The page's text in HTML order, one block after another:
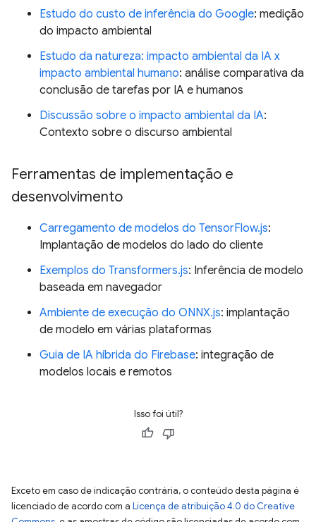
Estudo do custo de inferência do Google: medição
do impacto ambiental
Estudo da natureza: impacto ambiental da IA x
impacto ambiental humano: análise comparativa da
conclusão de tarefas por IA e humanos
Discussão sobre o impacto ambiental da IA:
Contexto sobre o discurso ambiental
Ferramentas de implementação e
desenvolvimento
Carregamento de modelos do TensorFlow.js:
Implantação de modelos do lado do cliente
Exemplos do Transformers.js: Inferência de modelo
baseada em navegador
Ambiente de execução do ONNX.js: implantação
de modelo em várias plataformas
Guia de IA híbrida do Firebase: integração de
modelos locais e remotos
Isso foi útil?
Exceto em caso de indicação contrária, o conteúdo desta página é
licenciado de acordo com a Licença de atribuição 4.0 do Creative